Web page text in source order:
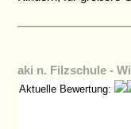
aki n. Filzschule -
Aktuelle Bewertung: